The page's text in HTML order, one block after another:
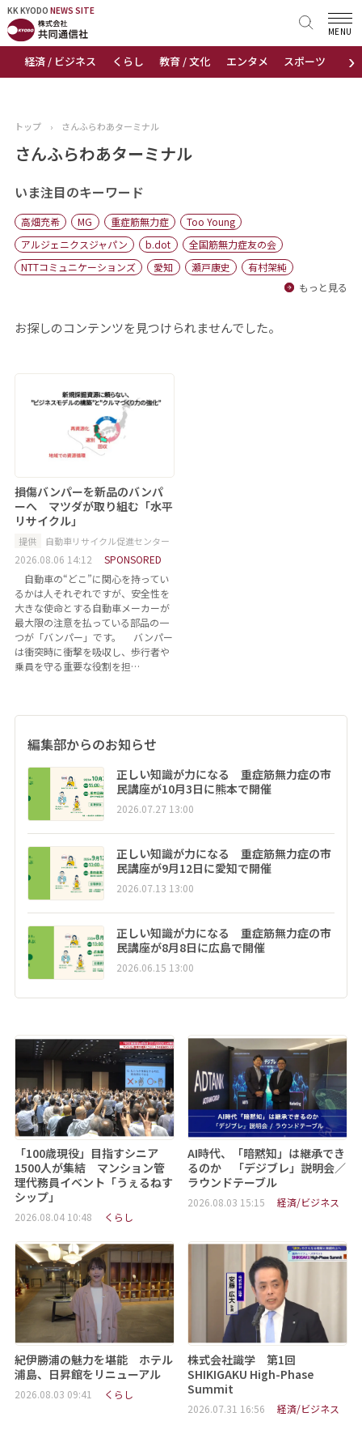
KK KYODO NEWS SITE
›
経済 / ビジネス くらし 教育 / 文化 エンタメ スポーツ 地域
MENU
KK KYODONEWS SITE
トップページ
ニュース
おすすめコンテンツ
出版物
会社概要
トップ › さんふらわあターミナル
さんふらわあターミナル
いま注目のキーワード
高畑充希 MG 重症筋無力症
Too Young
アルジェニクスジャパン
b.dot
全国筋無力症友の会
NTTコミュニケーションズ
愛知 瀬戸康史
有村架純
もっと見る
お探しのコンテンツを見つけられませんでした。
損傷バンパーを新品のバンパ
ーへ マツダが取り組む「水平
リサイクル」
提供 自動車リサイクル促進センター
2026.08.06 14:12
SPONSORED
自動車の“どこ”に関心を持ってい
るかは人それぞれですが、安全性を
大きな使命とする自動車メーカーが
最大限の注意を払っている部品の一
つが「バンパー」です。 バンパー
は衝突時に衝撃を吸収し、歩行者や
乗員を守る重要な役割を担…
編集部からのお知らせ
正しい知識が力になる 重症筋無力症の市
民講座が10月3日に熊本で開催
2026.07.27 13:00
正しい知識が力になる 重症筋無力症の市
民講座が9月12日に愛知で開催
2026.07.13 13:00
正しい知識が力になる 重症筋無力症の市
民講座が8月8日に広島で開催
2026.06.15 13:00
「100歳現役」目指すシニア
1500人が集結 マンション管
理代務員イベント「うぇるねす
シップ」
2026.08.04 10:48 くらし
AI時代、「暗黙知」は継承でき
るのか 「デジブレ」説明会／
ラウンドテーブル
2026.08.03 15:15 経済/ビジネス
紀伊勝浦の魅力を堪能 ホテル
浦島、日昇館をリニューアル
2026.08.03 09:41 くらし
株式会社識学 第1回
SHIKIGAKU High-Phase
Summit
2026.07.31 16:56 経済/ビジネス